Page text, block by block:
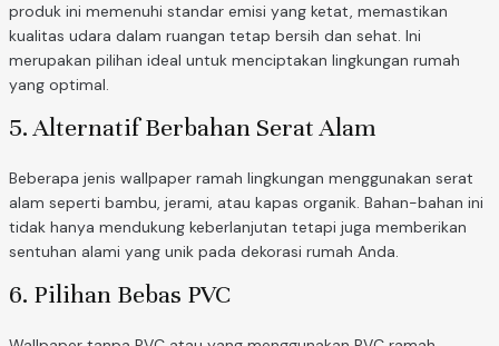
produk ini memenuhi standar emisi yang ketat, memastikan
kualitas udara dalam ruangan tetap bersih dan sehat. Ini
merupakan pilihan ideal untuk menciptakan lingkungan rumah
yang optimal.
5. Alternatif Berbahan Serat Alam
Beberapa jenis wallpaper ramah lingkungan menggunakan serat
alam seperti bambu, jerami, atau kapas organik. Bahan-bahan ini
tidak hanya mendukung keberlanjutan tetapi juga memberikan
sentuhan alami yang unik pada dekorasi rumah Anda.
6. Pilihan Bebas PVC